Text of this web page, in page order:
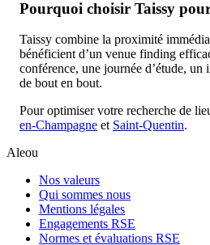
Pourquoi choisir Taissy
Taissy combine la proximité
bénéficient d’un venue finding
conférence, une journée d’étude,
de bout en bout.
Pour optimiser votre recherche de
en-Champagne et Saint-Quentin.
Aleou
Nos valeurs
Qui sommes nous
Mentions légales
Engagements RSE
Normes et évaluations RSE